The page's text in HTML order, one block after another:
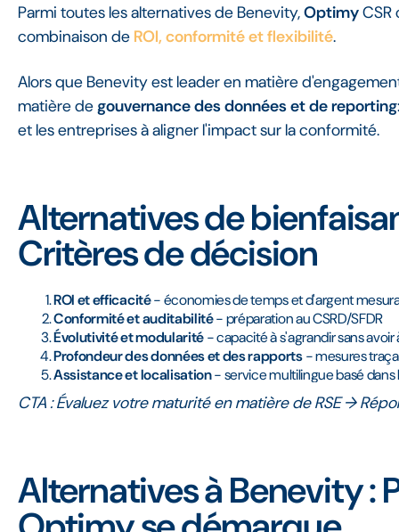
Parmi toutes les alternatives de Benevity,OptimyCSR
combinaison de ROI, conformité et flexibilité.
Alors que Benevity est leader en matière
matière degouvernance des données et de reporting
et les entreprises à aligner l'impact sur la conformité.
Alternatives de
Critères de décision
ROI et efficacité- économies de temps et d'argent
Conformité et auditabilité- préparation au CSRD/SFDR
Évolutivité et modularité- capacité à s'agrandir sans
Profondeur des données et des rapports- mesures
Assistance et localisation- service multilingue basé dans
CTA : Évaluez votre maturité en matière de RSE →
Alternatives à Benevity :